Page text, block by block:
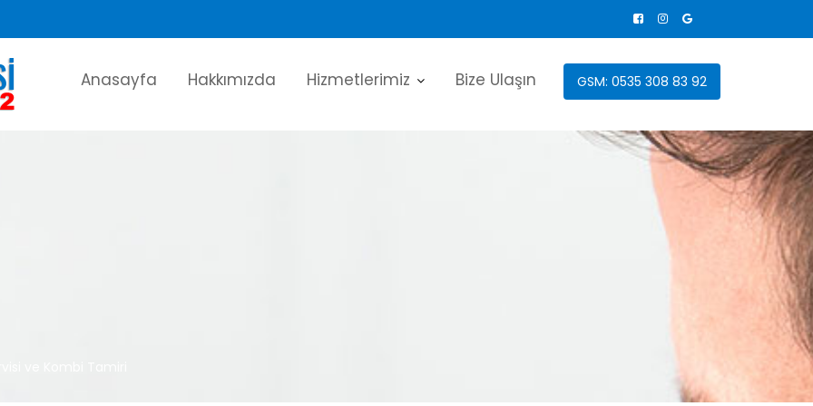
GSM: 0535 308 83 92
Anasayfa Hakkımızda Hizmetlerimiz Bize Ulaşın